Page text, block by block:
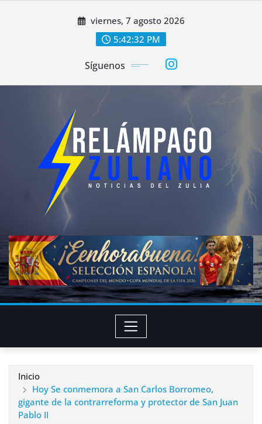
viernes, 7 agosto 2026
5:42:35 PM
Síguenos
Inicio
Hoy Se conmemora a San Carlos Borromeo,
gigante de la contrarreforma y protector de San Juan
Pablo II